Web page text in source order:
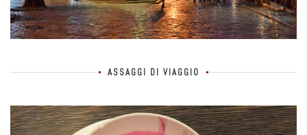
ASSAGGI DI VIAGGIO